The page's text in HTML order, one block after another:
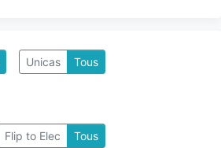
Unicas Tous
Flip to Elec Tous